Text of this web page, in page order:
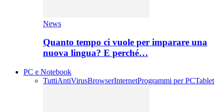
News
Quanto tempo ci vuole per imparare una
nuova lingua? E perché…
PC e Notebook
TuttiAntiVirusBrowserInternetProgrammi per PCTablet